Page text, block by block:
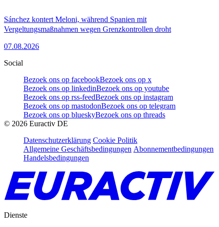
Sánchez kontert Meloni, während Spanien mit
Vergeltungsmaßnahmen wegen Grenzkontrollen droht
07.08.2026
Social
Bezoek ons op facebookBezoek ons op x
Bezoek ons op linkedinBezoek ons op youtube
Bezoek ons op rss-feedBezoek ons op instagram
Bezoek ons op mastodonBezoek ons op telegram
Bezoek ons op blueskyBezoek ons op threads
© 2026 Euractiv DE
Datenschutzerklärung Cookie Politik
Allgemeine Geschäftsbedingungen Abonnementbedingungen
Handelsbedingungen
Dienste